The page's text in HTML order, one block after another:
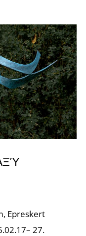
Epreskert
27.